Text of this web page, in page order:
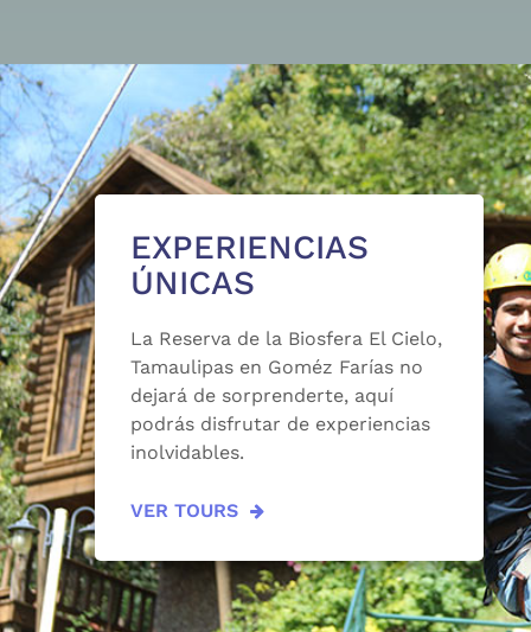
EXPERIENCIAS
ÚNICAS
La Reserva de la Biosfera El Cielo,
Tamaulipas en Goméz Farías no
dejará de sorprenderte, aquí
podrás disfrutar de experiencias
inolvidables.
VER TOURS